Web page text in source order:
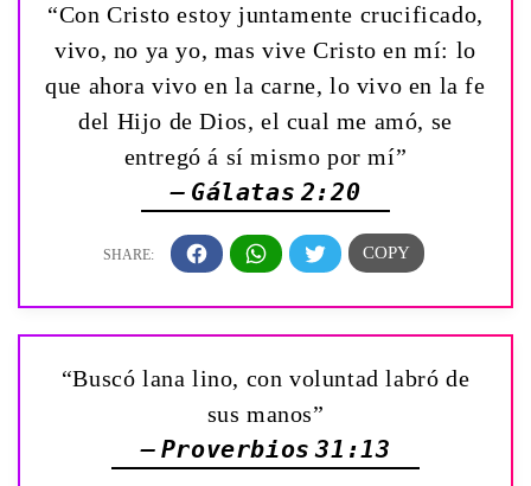
“Con Cristo estoy juntamente crucificado,
vivo, no ya yo, mas vive Cristo en mí: lo
que ahora vivo en la carne, lo vivo en la fe
del Hijo de Dios, el cual me amó, se
entregó á sí mismo por mí”
— Gálatas 2:20
“Buscó lana lino, con voluntad labró de
sus manos”
— Proverbios 31:13